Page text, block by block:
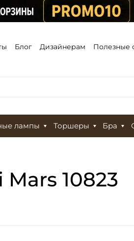
Блог Дизайнерам Полезные
лампы Торшеры Бра
10823